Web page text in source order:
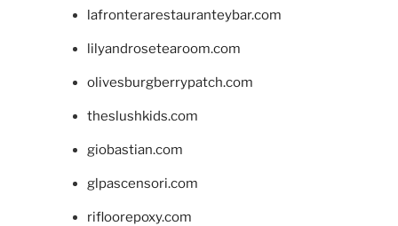
lafronterarestauranteybar.com
lilyandrosetearoom.com
olivesburgberrypatch.com
theslushkids.com
giobastian.com
glpascensori.com
rifloorepoxy.com